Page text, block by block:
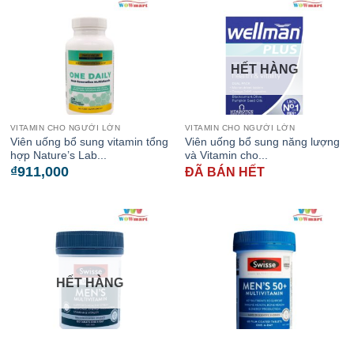
VITAMIN CHO NGƯỜI LỚN
Viên uống bổ sung vitamin tổng
hợp Nature’s Lab...
₫911,000
HẾT HÀNG
VITAMIN CHO NGƯỜI LỚN
Viên uống bổ sung năng lượng
và Vitamin cho...
ĐÃ BÁN HẾT
HẾT HÀNG